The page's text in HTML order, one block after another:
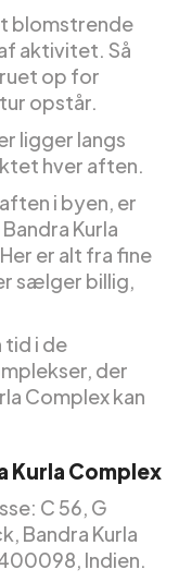
blomstrende
aktivitet. Så
op for
opstår.
ligger langs
hver aften.
i byen, er
Kurla
er alt fra fine
sælger billig,
tid i de
der
Complex kan
Kurla Complex
C 56, G
Bandra Kurla
Indien.